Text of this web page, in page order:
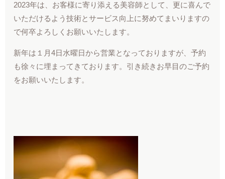
2023年は、お客様に寄り添える美容師として、更に喜んで
いただけるよう技術とサービス向上に努めてまいりますの
で何卒よろしくお願いいたします。
新年は１月4日水曜日から営業となっておりますが、予約
も徐々に埋まってきております。引き続きお早目のご予約
をお願いいたします。